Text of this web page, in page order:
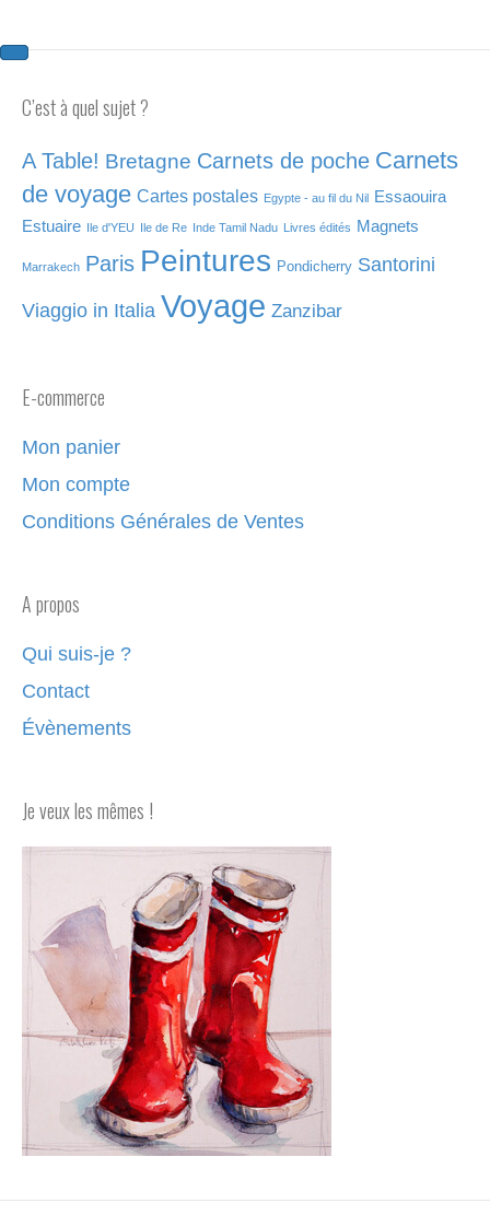
C’est à quel sujet ?
A Table! Bretagne Carnets de poche Carnets
de voyage Cartes postales Egypte - au fil du Nil Essaouira
Estuaire Ile d'YEU Ile de Re Inde Tamil Nadu Livres édités Magnets
Marrakech Paris Peintures Pondicherry Santorini
Viaggio in Italia Voyage Zanzibar
E-commerce
Mon panier
Mon compte
Conditions Générales de Ventes
A propos
Qui suis-je ?
Contact
Évènements
Je veux les mêmes !